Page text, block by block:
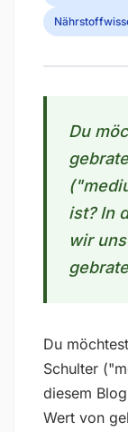
Du
ist? In
wir
Du
Schulter
diesem
Wert von